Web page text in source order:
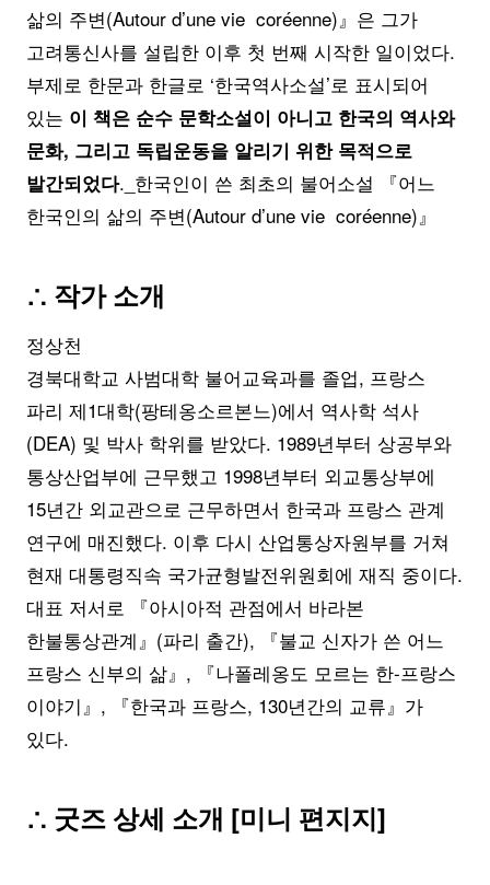
삶의 주변(Autour d’une vie coréenne)』은 그가
고려통신사를 설립한 이후 첫 번째 시작한 일이었다.
부제로 한문과 한글로 ‘한국역사소설’로 표시되어
있는 이 책은 순수 문학소설이 아니고 한국의 역사와
문화, 그리고 독립운동을 알리기 위한 목적으로
발간되었다._한국인이 쓴 최초의 불어소설 『어느
한국인의 삶의 주변(Autour d’une vie coréenne)』
∴ 작가 소개
정상천
경북대학교 사범대학 불어교육과를 졸업, 프랑스
파리 제1대학(팡테옹­소르본느)에서 역사학 석사
(DEA) 및 박사 학위를 받았다. 1989년부터 상공부와
통상산업부에 근무했고 1998년부터 외교통상부에
15년간 외교관으로 근무하면서 한국과 프랑스 관계
연구에 매진했다. 이후 다시 산업통상자원부를 거쳐
현재 대통령직속 국가균형발전위원회에 재직 중이다.
대표 저서로 『아시아적 관점에서 바라본
한불통상관계』(파리 출간), 『불교 신자가 쓴 어느
프랑스 신부의 삶』, 『나폴레옹도 모르는 한-프랑스
이야기』, 『한국과 프랑스, 130년간의 교류』가
있다.
∴ 굿즈 상세 소개 [미니 편지지]